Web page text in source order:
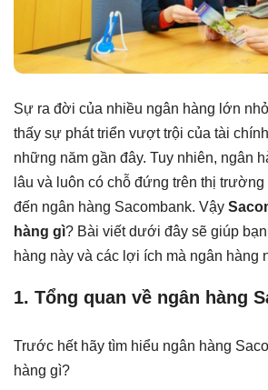
Sự ra đời của nhiều ngân hàng lớn
thấy sự phát triển vượt trội của tài
những năm gần đây. Tuy nhiên, ngân
lâu và luôn có chỗ đứng trên thị
đến ngân hàng Sacombank. Vậy
hàng gì? Bài viết dưới đây sẽ giúp
hàng này và các lợi ích mà ngân hàng
1. Tổng quan về ngân hàng
Trước hết hãy tìm hiểu ngân hàng
hàng gì?